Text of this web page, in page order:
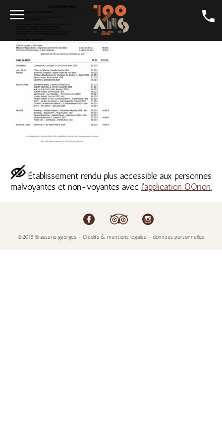
LA BIÈRE
GALERIE
LA GEORGES
SALONS
EMPLOI
Établissement rendu plus accessible aux personnes
malvoyantes et non-voyantes avec l'application OOrion.
©2018 Brasserie georges - Crédits & mentions légales - données personnelles